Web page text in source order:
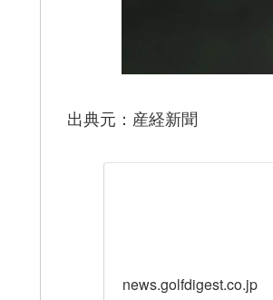
出典元：産経新聞
news.golfdigest.co.jp